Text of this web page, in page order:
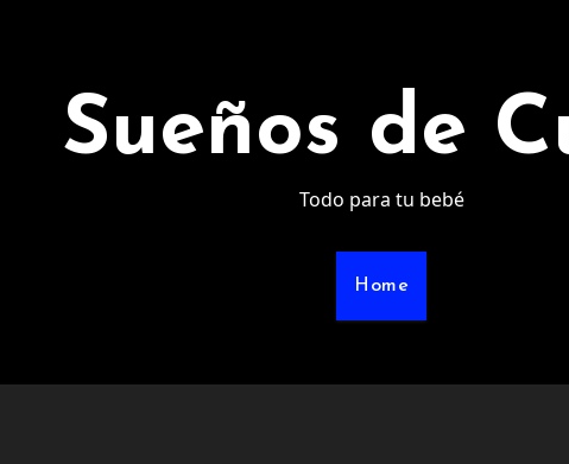
Sueños de
Todo para tu bebé
Home